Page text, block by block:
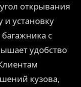
открывания
и установку
с
удобство
кузова,